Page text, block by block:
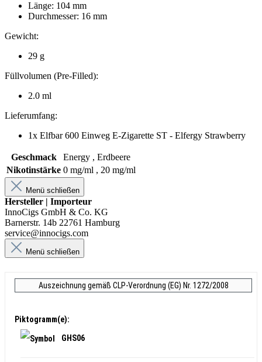
Länge: 104 mm
Durchmesser: 16 mm
Gewicht:
29 g
Füllvolumen (Pre-Filled):
2.0 ml
Lieferumfang:
1x Elfbar 600 Einweg E-Zigarette ST - Elfergy Strawberry
Geschmack
Energy , Erdbeere
Nikotinstärke 0 mg/ml , 20 mg/ml
Menü schließen
Hersteller | Importeur
InnoCigs GmbH & Co. KG
Barnerstr. 14b 22761 Hamburg
service@innocigs.com
Menü schließen
Auszeichnung gemäß CLP-Verordnung (EG) Nr. 1272/2008
Piktogramm(e):
GHS06